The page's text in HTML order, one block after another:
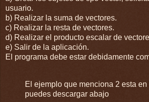
usuario.
b) Realizar la suma de vectores.
c) Realizar la resta de vectores.
d) Realizar el producto escalar de
e) Salir de la aplicación.
El programa debe estar debidamente
El ejemplo que menciona 2 esta
puedes descargar abajo